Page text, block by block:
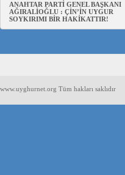
ANAHTAR PARTİ GENEL BAŞKANI
AĞIRALİOĞLU : ÇİN’İN UYGUR
SOYKIRIMI BİR HAKİKATTIR!
www.uyghurnet.org Tüm hakları saklıdır